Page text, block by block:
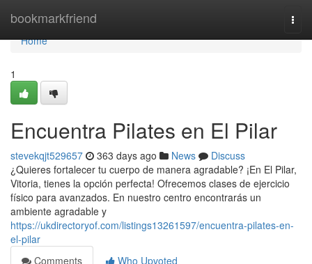
bookmarkfriend
Home
Home
1
Encuentra Pilates en El Pilar
stevekqjt529657 363 days ago News
Discuss
¿Quieres fortalecer tu cuerpo de manera agradable? ¡En El Pilar,
Vitoria, tienes la opción perfecta! Ofrecemos clases de ejercicio
físico para avanzados. En nuestro centro encontrarás un
ambiente agradable y
https://ukdirectoryof.com/listings13261597/encuentra-pilates-en-
el-pilar
Comments
Who Upvoted